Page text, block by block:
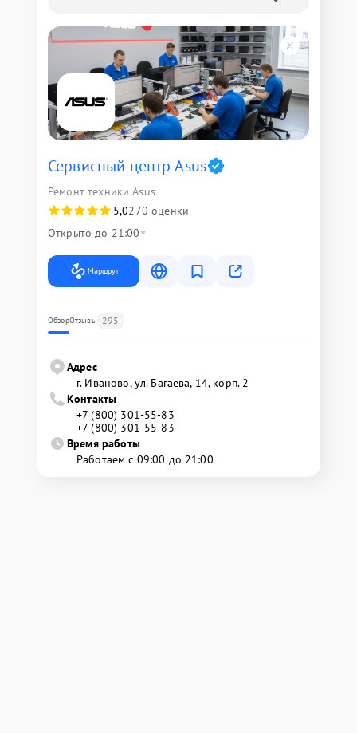
Сервисный центр Asus
Ремонт техники Asus
5,0270 оценки
Открыто до 21:00
Маршрут
ОбзорОтзывы 295
Адрес
г. Иваново, ул. Багаева, 14, корп. 2
Контакты
+7 (800) 301-55-83
+7 (800) 301-55-83
Время работы
Работаем с 09:00 до 21:00